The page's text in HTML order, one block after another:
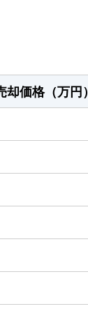
却価格（万円）